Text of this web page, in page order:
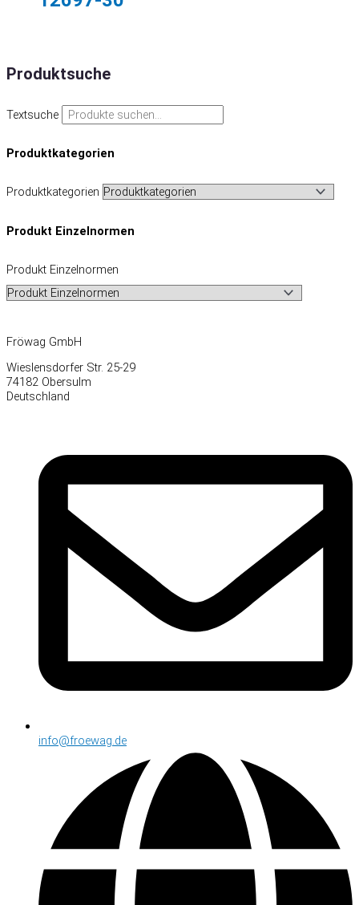
Produktsuche
Textsuche
Produktkategorien
Produktkategorien
Produkt Einzelnormen
Produkt Einzelnormen
Fröwag GmbH
Wieslensdorfer Str. 25-29
74182 Obersulm
Deutschland
info@froewag.de